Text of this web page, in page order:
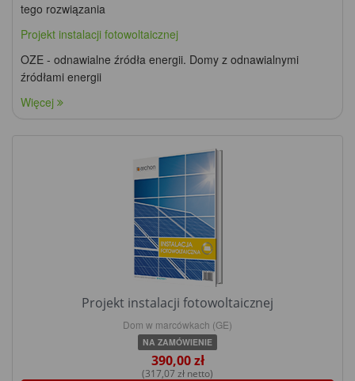
tego rozwiązania
Projekt instalacji fotowoltaicznej
OZE - odnawialne źródła energii. Domy z odnawialnymi
źródłami energii
Więcej
Projekt instalacji fotowoltaicznej
Dom w marcówkach (GE)
NA ZAMÓWIENIE
390,00 zł
(317,07 zł netto)